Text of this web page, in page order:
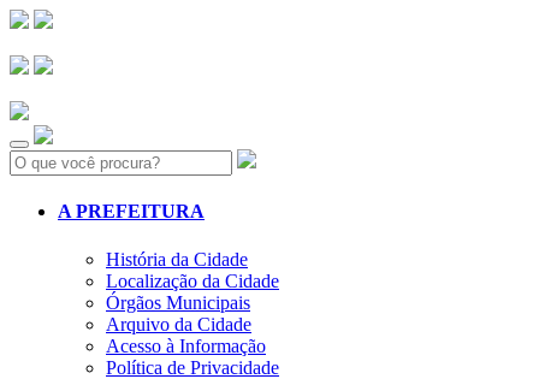
Search:
A PREFEITURA
História da Cidade
Localização da Cidade
Órgãos Municipais
Arquivo da Cidade
Acesso à Informação
Política de Privacidade